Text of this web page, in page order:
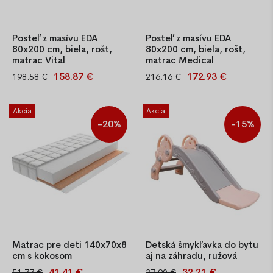
Posteľ z masívu EDA
80x200 cm, biela, rošt,
matrac Vital
Kvalitná jednolôžková posteľ
25–27 mm, lakovaná na bielo,
s latkovým roštom.
Jednoduchá montáž, stabilná
konštrukcia. Súčasťou je aj
PUR matrac T-25 so
snímateľným poť
198.58 € 158.87 €
Posteľ z masívu EDA
80x200 cm, biela, rošt,
matrac Medical
Kvalitná jednolôžková posteľ
25–27 mm, lakovaná na bielo,
s latkovým roštom.
Jednoduchá montáž, stabilná
konštrukcia. Súčasťou je aj
PUR matrac T-25 so
snímateľným poť
216.16 € 172.93 €
Akcia
-20%
Matrac pre deti 140x70x8
cm s kokosom
Akcia
-15%
Detská šmykľavka do bytu
aj na záhradu, ružová